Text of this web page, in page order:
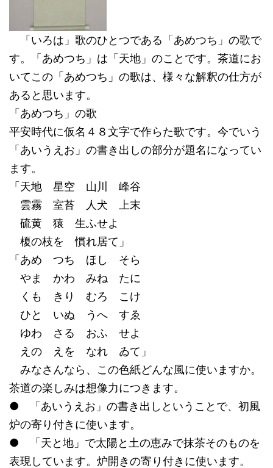
「いろは」歌のひとつである「あめつち」の歌で
す。「あめつち」は「天地」のことです。茶道にお
いてこの「あめつち」の歌は、様々な解釈の仕方が
あると思います。
「あめつち」の歌
平安時代に仮名４８文字で作らた歌です。今でいう
「あいうえお」の書き出しの部分が題名になってい
ます。
「天地 星空 山川 峰谷
雲霧 室苔 人犬 上末
硫黄 猿 生ふせよ
榎の枝を 慣れ居て」
「あめ つち ほし そら
やま かわ みね たに
くも きり むろ こけ
ひと いぬ うへ すゑ
ゆわ さる おふ せよ
えの えを なれ ゐて」
みなさんなら、この色紙どんな風に使いますか。
茶道の楽しみは想像力につきます。
● 「あいうえお」の書き出しということで、初風
炉の寄り付きに使います。
● 「天と地」で太陽と土の恵みで抹茶そのものを
表現しています。炉開きの寄り付きに使います。